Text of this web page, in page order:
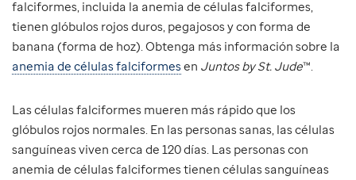
falciformes, incluida la anemia de células falciformes,
tienen glóbulos rojos duros, pegajosos y con forma de
banana (forma de hoz). Obtenga más información sobre la
anemia de células falciformesen Juntos by St. Jude™.
Las células falciformes mueren más rápido que los
glóbulos rojos normales. En las personas sanas, las células
sanguíneas viven cerca de 120 días. Las personas con
anemia de células falciformes tienen células sanguíneas